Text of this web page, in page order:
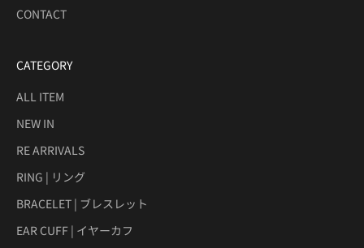
CONTACT
CATEGORY
ALL ITEM
NEW IN
RE ARRIVALS
RING | リング
BRACELET | ブレスレット
EAR CUFF | イヤーカフ